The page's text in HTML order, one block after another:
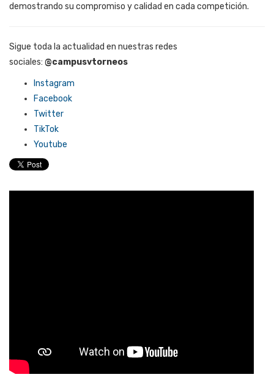
demostrando su compromiso y calidad en cada competición.
Sigue toda la actualidad en nuestras redes
sociales: @campusvtorneos
Instagram
Facebook
Twitter
TikTok
Youtube